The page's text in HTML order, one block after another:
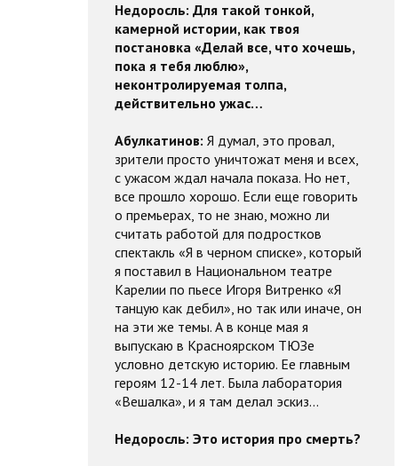
Недоросль: Для такой тонкой,
камерной истории, как твоя
постановка «Делай все, что хочешь,
пока я тебя люблю»,
неконтролируемая толпа,
действительно ужас…
Абулкатинов: Я думал, это провал,
зрители просто уничтожат меня и всех,
с ужасом ждал начала показа. Но нет,
все прошло хорошо. Если еще говорить
о премьерах, то не знаю, можно ли
считать работой для подростков
спектакль «Я в черном списке», который
я поставил в Национальном театре
Карелии по пьесе Игоря Витренко «Я
танцую как дебил», но так или иначе, он
на эти же темы. А в конце мая я
выпускаю в Красноярском ТЮЗе
условно детскую историю. Ее главным
героям 12-14 лет. Была лаборатория
«Вешалка», и я там делал эскиз...
Недоросль: Это история про смерть?